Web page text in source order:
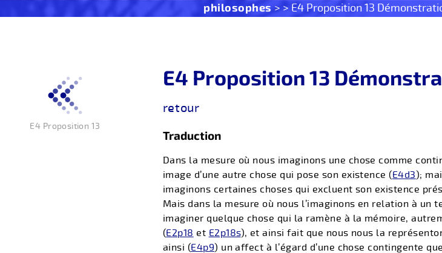
philosophes > > E4 Proposition 13
E4 Proposition 13
E4 Proposition 13
retour
Traduction
Dans la mesure où nous imaginons une chose comme
image d’une autre chose qui pose son existence (E4d3 );
imaginons certaines choses qui excluent son existence
Mais dans la mesure où nous l’imaginons en relation à un
imaginer quelque chose qui la ramène à la mémoire,
(E2p18 et E2p18s), et ainsi fait que nous nous la
ainsi (E4p9) un affect à l’égard d’une chose contingente